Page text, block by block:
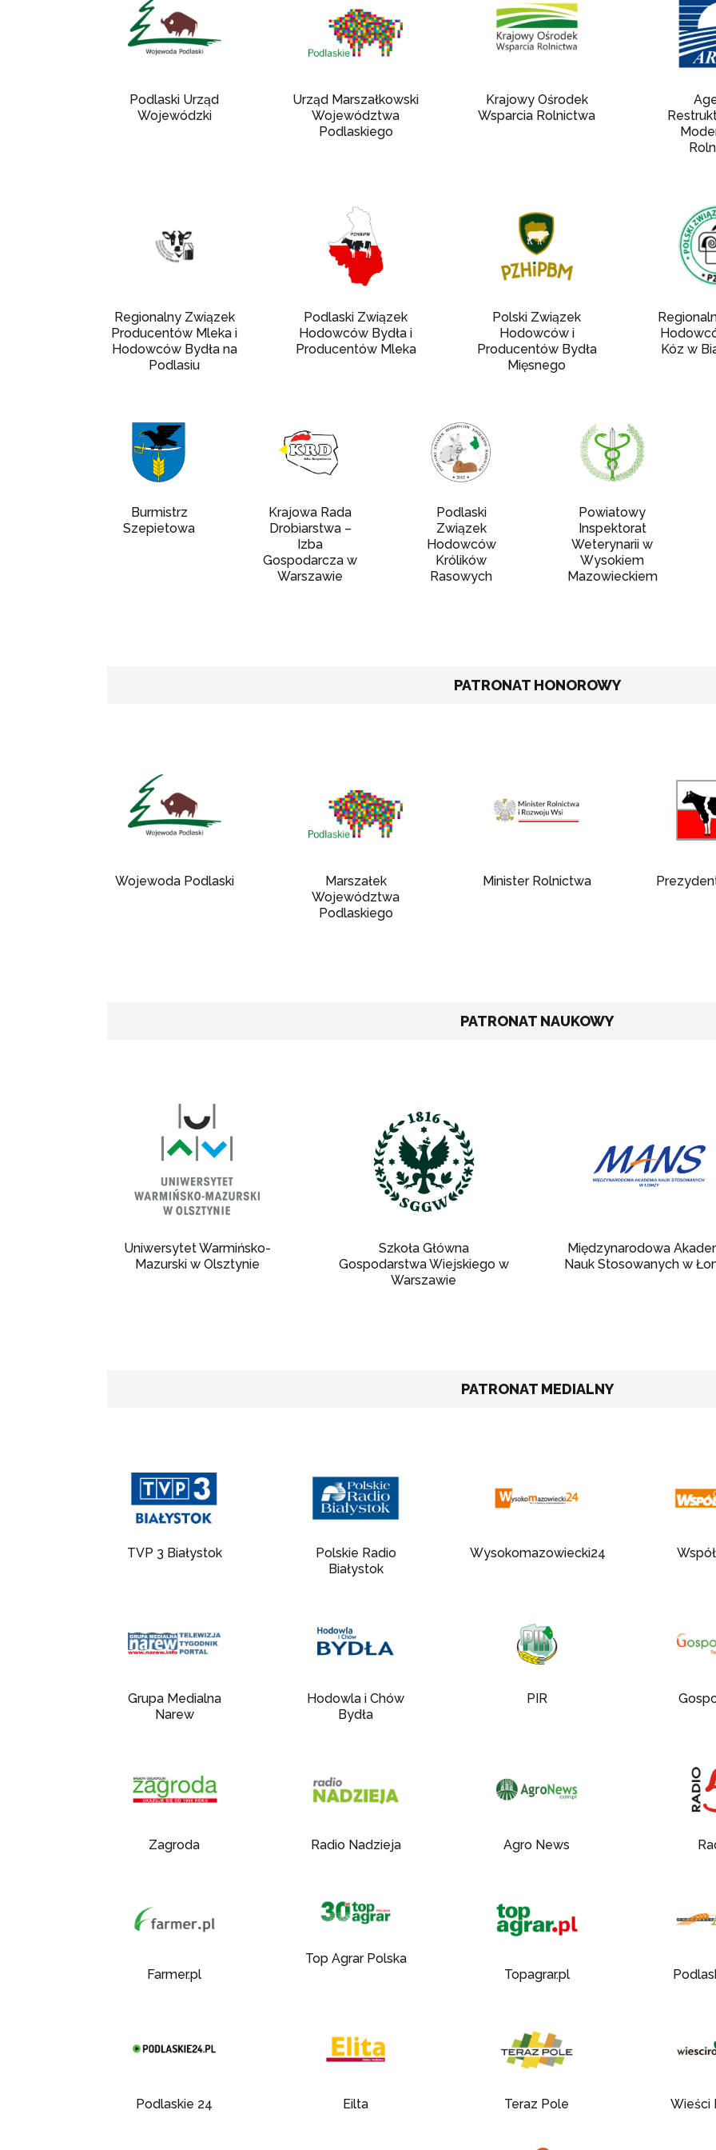
Podlaski Urząd
Wojewódzki
Urząd Marszałkowski
Województwa
Podlaskiego
Krajowy Ośrodek
Wsparcia Rolnictwa
Regionalny Związek
Producentów Mleka i
Hodowców Bydła na
Podlasiu
Podlaski Związek
Hodowców Bydła i
Producentów Mleka
Polski Związek
Hodowców i
Producentów Bydła
Mięsnego
Kóz w
Burmistrz
Szepietowa
Krajowa Rada
Drobiarstwa –
Izba
Gospodarcza w
Warszawie
Podlaski
Związek
Hodowców
Królików
Rasowych
Powiatowy
Inspektorat
Weterynarii w
Wysokiem
Mazowieckiem
PATRONAT HONOROWY
Wojewoda Podlaski
Marszałek
Województwa
Podlaskiego
Minister Rolnictwa
PATRONAT NAUKOWY
Uniwersytet Warmińsko-
Mazurski w Olsztynie
Szkoła Główna
Gospodarstwa Wiejskiego w
Warszawie
Międzynarodowa
Nauk Stosowanych w
PATRONAT MEDIALNY
TVP 3 Białystok
Polskie Radio
Białystok
Wysokomazowiecki24
Grupa Medialna
Narew
Hodowla i Chów
Bydła
PIR
Zagroda Radio Nadzieja Agro News
Farmer.pl
Top Agrar Polska
Topagrar.pl
Podlaskie 24 Eilta Teraz Pole Wieści